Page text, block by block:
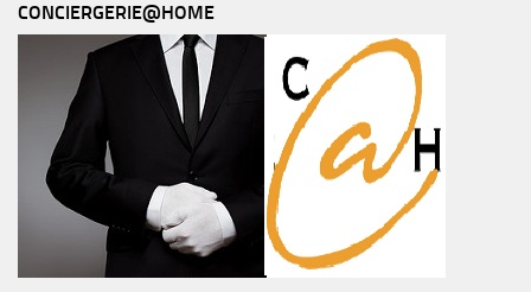
CONCIERGERIE@HOME